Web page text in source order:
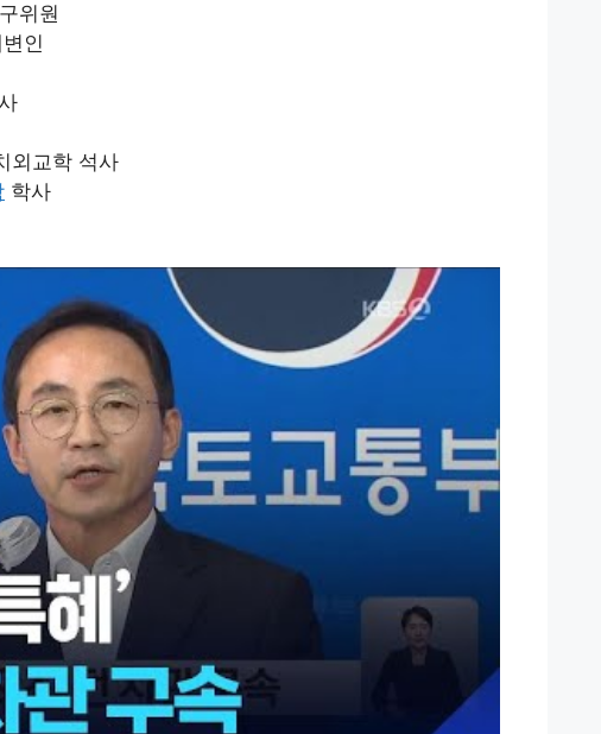
위원
인
외교학 석사
학사